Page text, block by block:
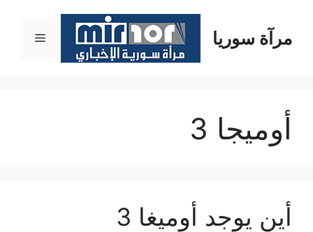
المحتوىمرآة سوريا القائمة
أوميجا 3
أين يوجد أوميغا 3